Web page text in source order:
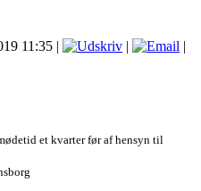
11:35 | |
|
et kvarter før af hensyn til